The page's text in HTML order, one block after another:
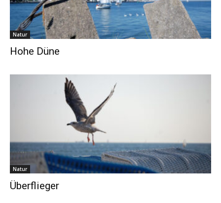
Natur
Hohe Düne
Natur
Überflieger